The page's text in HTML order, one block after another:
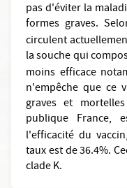
pas d'éviter la
formes graves.
circulent
la souche qui
moins efficace
n'empêche que ce
graves et
publique France,
l'efficacité du
taux est de 36.4%.
clade K.